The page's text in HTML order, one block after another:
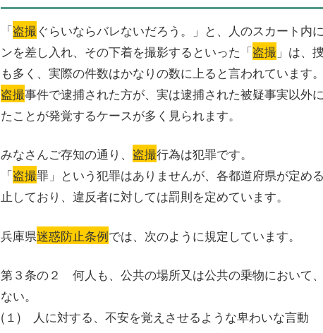
「盗撮 ぐらいならバレないだろう。」と、人のスカート内
ンを差し入れ、その下着を撮影するといった「盗撮 」は、
も多く、実際の件数はかなりの数に上ると言われています。
盗撮事件で逮捕された方が、実は逮捕された被疑事実以外
たことが発覚するケースが多く見られます。
みなさんご存知の通り、 盗撮行為は犯罪です。
「盗撮罪」という犯罪はありませんが、各都道府県が定める
止しており、違反者に対しては罰則を定めています。
兵庫県迷惑防止条例では、次のように規定しています。
第３条の２ 何人も、公共の場所又は公共の乗物において
ない。
(１) 人に対する、不安を覚えさせるような卑わいな言動